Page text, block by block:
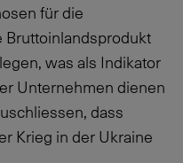
für die
Bruttoinlandsprodukt
was als Indikator
Unternehmen dienen
dass
Krieg in der Ukraine